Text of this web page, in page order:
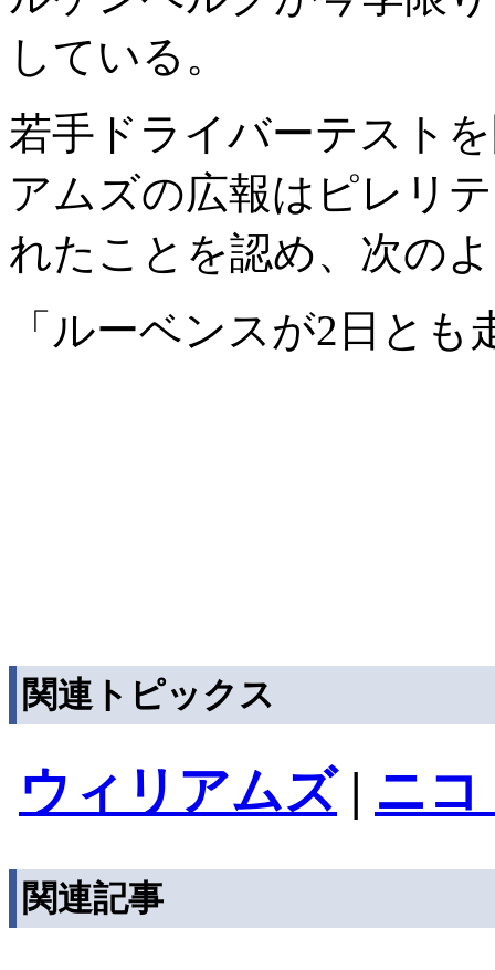
している。
若手ドライバーテスト
アムズの広報はピレリ
れたことを認め、次の
「ルーベンスが2日とも
関連トピックス
ウィリアムズ| ニ
関連記事